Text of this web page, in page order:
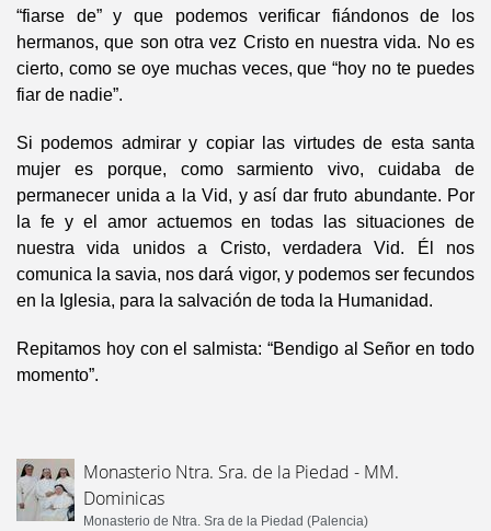
“fiarse de” y que podemos verificar fiándonos de los
hermanos, que son otra vez Cristo en nuestra vida. No es
cierto, como se oye muchas veces, que “hoy no te puedes
fiar de nadie”.
Si podemos admirar y copiar las virtudes de esta santa
mujer es porque, como sarmiento vivo, cuidaba de
permanecer unida a la Vid, y así dar fruto abundante. Por
la fe y el amor actuemos en todas las situaciones de
nuestra vida unidos a Cristo, verdadera Vid. Él nos
comunica la savia, nos dará vigor, y podemos ser fecundos
en la Iglesia, para la salvación de toda la Humanidad.
Repitamos hoy con el salmista: “Bendigo al Señor en todo
momento”.
Monasterio Ntra. Sra. de la Piedad - MM.
Dominicas
Monasterio de Ntra. Sra de la Piedad (Palencia)